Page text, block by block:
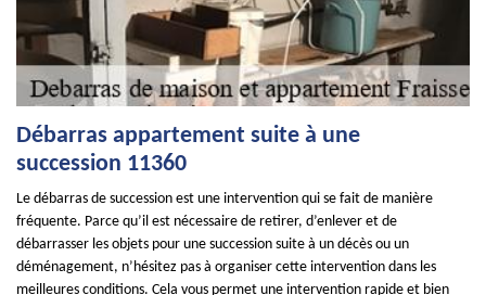
Débarras appartement suite à une
succession 11360
Le débarras de succession est une intervention qui se fait de manière
fréquente. Parce qu’il est nécessaire de retirer, d’enlever et de
débarrasser les objets pour une succession suite à un décès ou un
déménagement, n’hésitez pas à organiser cette intervention dans les
meilleures conditions. Cela vous permet une intervention rapide et bien